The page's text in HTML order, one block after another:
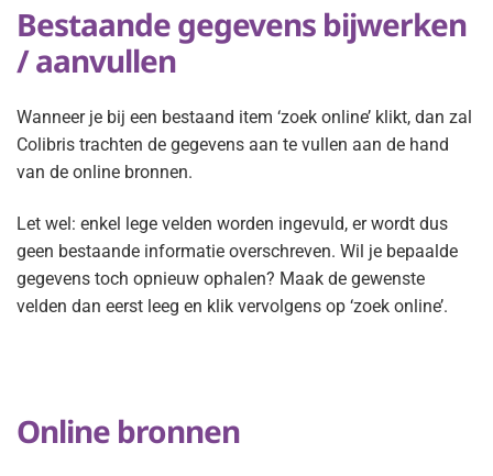
Bestaande gegevens bijwerken
/ aanvullen
Wanneer je bij een bestaand item ‘zoek online’ klikt, dan zal
Colibris trachten de gegevens aan te vullen aan de hand
van de online bronnen.
Let wel: enkel lege velden worden ingevuld, er wordt dus
geen bestaande informatie overschreven. Wil je bepaalde
gegevens toch opnieuw ophalen? Maak de gewenste
velden dan eerst leeg en klik vervolgens op ‘zoek online’.
Online bronnen